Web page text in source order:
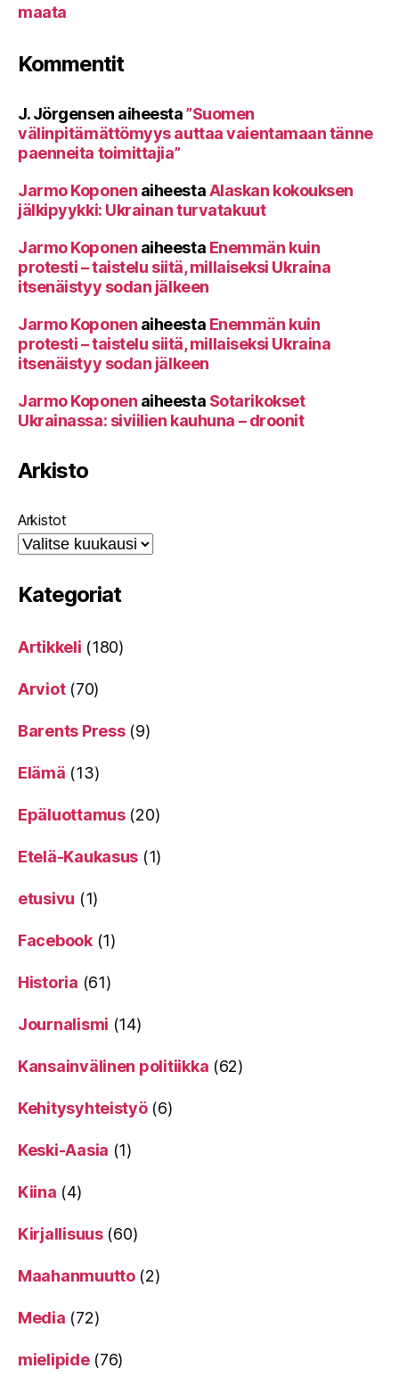
maata
Kommentit
J. Jörgensen aiheesta”Suomen
välinpitämättömyys auttaa vaientamaan tänne
paenneita toimittajia”
Jarmo Koponen aiheestaAlaskan kokouksen
jälkipyykki: Ukrainan turvatakuut
Jarmo Koponen aiheesta Enemmän kuin
protesti – taistelu siitä, millaiseksi Ukraina
itsenäistyy sodan jälkeen
Jarmo Koponen aiheesta Enemmän kuin
protesti – taistelu siitä, millaiseksi Ukraina
itsenäistyy sodan jälkeen
Jarmo Koponen aiheesta Sotarikokset
Ukrainassa: siviilien kauhuna – droonit
Arkisto
Arkistot
Kategoriat
Artikkeli (180)
Arviot(70)
Barents Press(9)
Elämä (13)
Epäluottamus(20)
Etelä-Kaukasus (1)
etusivu (1)
Facebook(1)
Historia (61)
Journalismi (14)
Kansainvälinen politiikka (62)
Kehitysyhteistyö(6)
Keski-Aasia (1)
Kiina (4)
Kirjallisuus(60)
Maahanmuutto(2)
Media (72)
mielipide(76)